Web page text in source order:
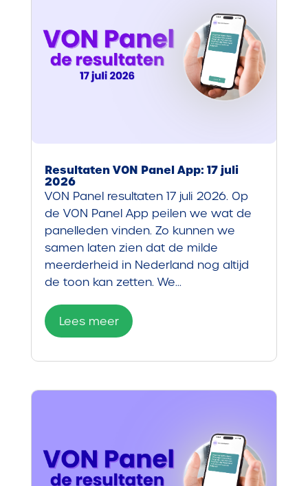
Resultaten VON Panel App: 17 juli
2026
VON Panel resultaten 17 juli 2026. Op
de VON Panel App peilen we wat de
panelleden vinden. Zo kunnen we
samen laten zien dat de milde
meerderheid in Nederland nog altijd
de toon kan zetten. We...
Lees meer